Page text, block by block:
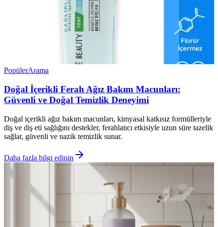
PopülerArama
Doğal İçerikli Ferah Ağız Bakım Macunları:
Güvenli ve Doğal Temizlik Deneyimi
Doğal içerikli ağız bakım macunları, kimyasal katkısız formülleriyle
diş ve diş eti sağlığını destekler, ferahlatıcı etkisiyle uzun süre tazelik
sağlar, güvenli ve nazik temizlik sunar.
Daha fazla bilgi edinin